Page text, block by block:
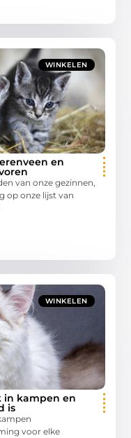
WINKELEN
en
van onze gezinnen,
op onze lijst van
WINKELEN
in kampen en
is
voor elke